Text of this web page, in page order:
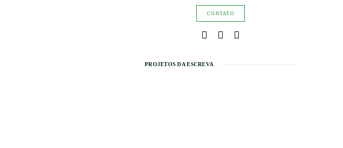
CONTATO
PROJETOS DA ESCREVA